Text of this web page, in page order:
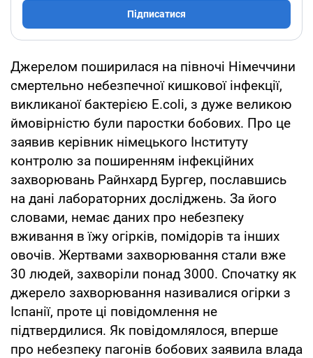
Підписатися
Джерелом поширилася на півночі Німеччини
смертельно небезпечної кишкової інфекції,
викликаної бактерією E.coli, з дуже великою
ймовірністю були паростки бобових. Про це
заявив керівник німецького Інституту
контролю за поширенням інфекційних
захворювань Райнхард Бургер, пославшись
на дані лабораторних досліджень. За його
словами, немає даних про небезпеку
вживання в їжу огірків, помідорів та інших
овочів. Жертвами захворювання стали вже
30 людей, захворіли понад 3000. Спочатку як
джерело захворювання називалися огірки з
Іспанії, проте ці повідомлення не
підтвердилися. Як повідомлялося, вперше
про небезпеку пагонів бобових заявила влада